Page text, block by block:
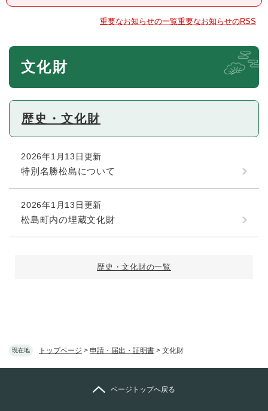
現在地 トップページ > 申請・届出・証明書 > 文化財
重要なお知らせの一覧重要なお知らせのRSS
本
文化財
歴史・文化財
2026年1月13日更新
特別名勝松島について
2026年1月13日更新
松島町内の埋蔵文化財
歴史・文化財の一覧
ページトップへ戻る